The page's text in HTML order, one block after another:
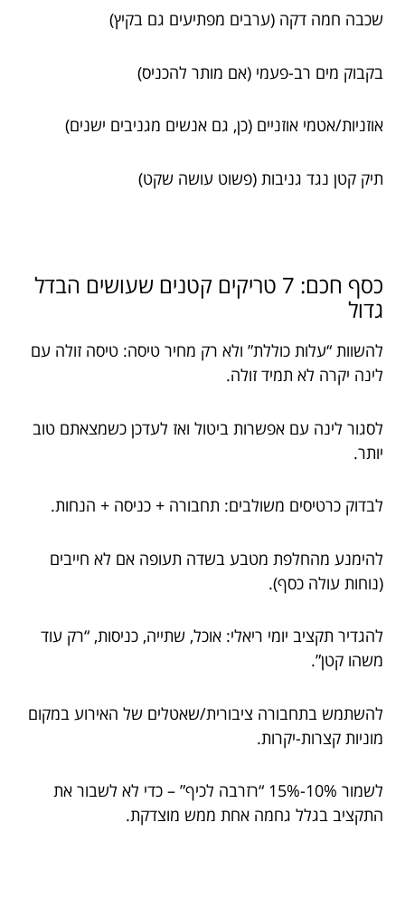
שכבה חמה דקה (ערבים מפתיעים גם בקיץ)
בקבוק מים רב-פעמי (אם מותר להכניס)
אוזניות/אטמי אוזניים (כן, גם אנשים מגניבים ישנים)
תיק קטן נגד גניבות (פשוט עושה שקט)
כסף חכם: 7 טריקים קטנים שעושים הבדל
גדול
להשוות “עלות כוללת” ולא רק מחיר טיסה: טיסה זולה עם
לינה יקרה לא תמיד זולה.
לסגור לינה עם אפשרות ביטול ואז לעדכן כשמצאתם טוב
יותר.
לבדוק כרטיסים משולבים: תחבורה + כניסה + הנחות.
להימנע מהחלפת מטבע בשדה תעופה אם לא חייבים
(נוחות עולה כסף).
להגדיר תקציב יומי ריאלי: אוכל, שתייה, כניסות, “רק עוד
משהו קטן”.
להשתמש בתחבורה ציבורית/שאטלים של האירוע במקום
מוניות קצרות-יקרות.
לשמור 10%-15% “רזרבה לכיף” – כדי לא לשבור את
התקציב בגלל גחמה אחת ממש מוצדקת.